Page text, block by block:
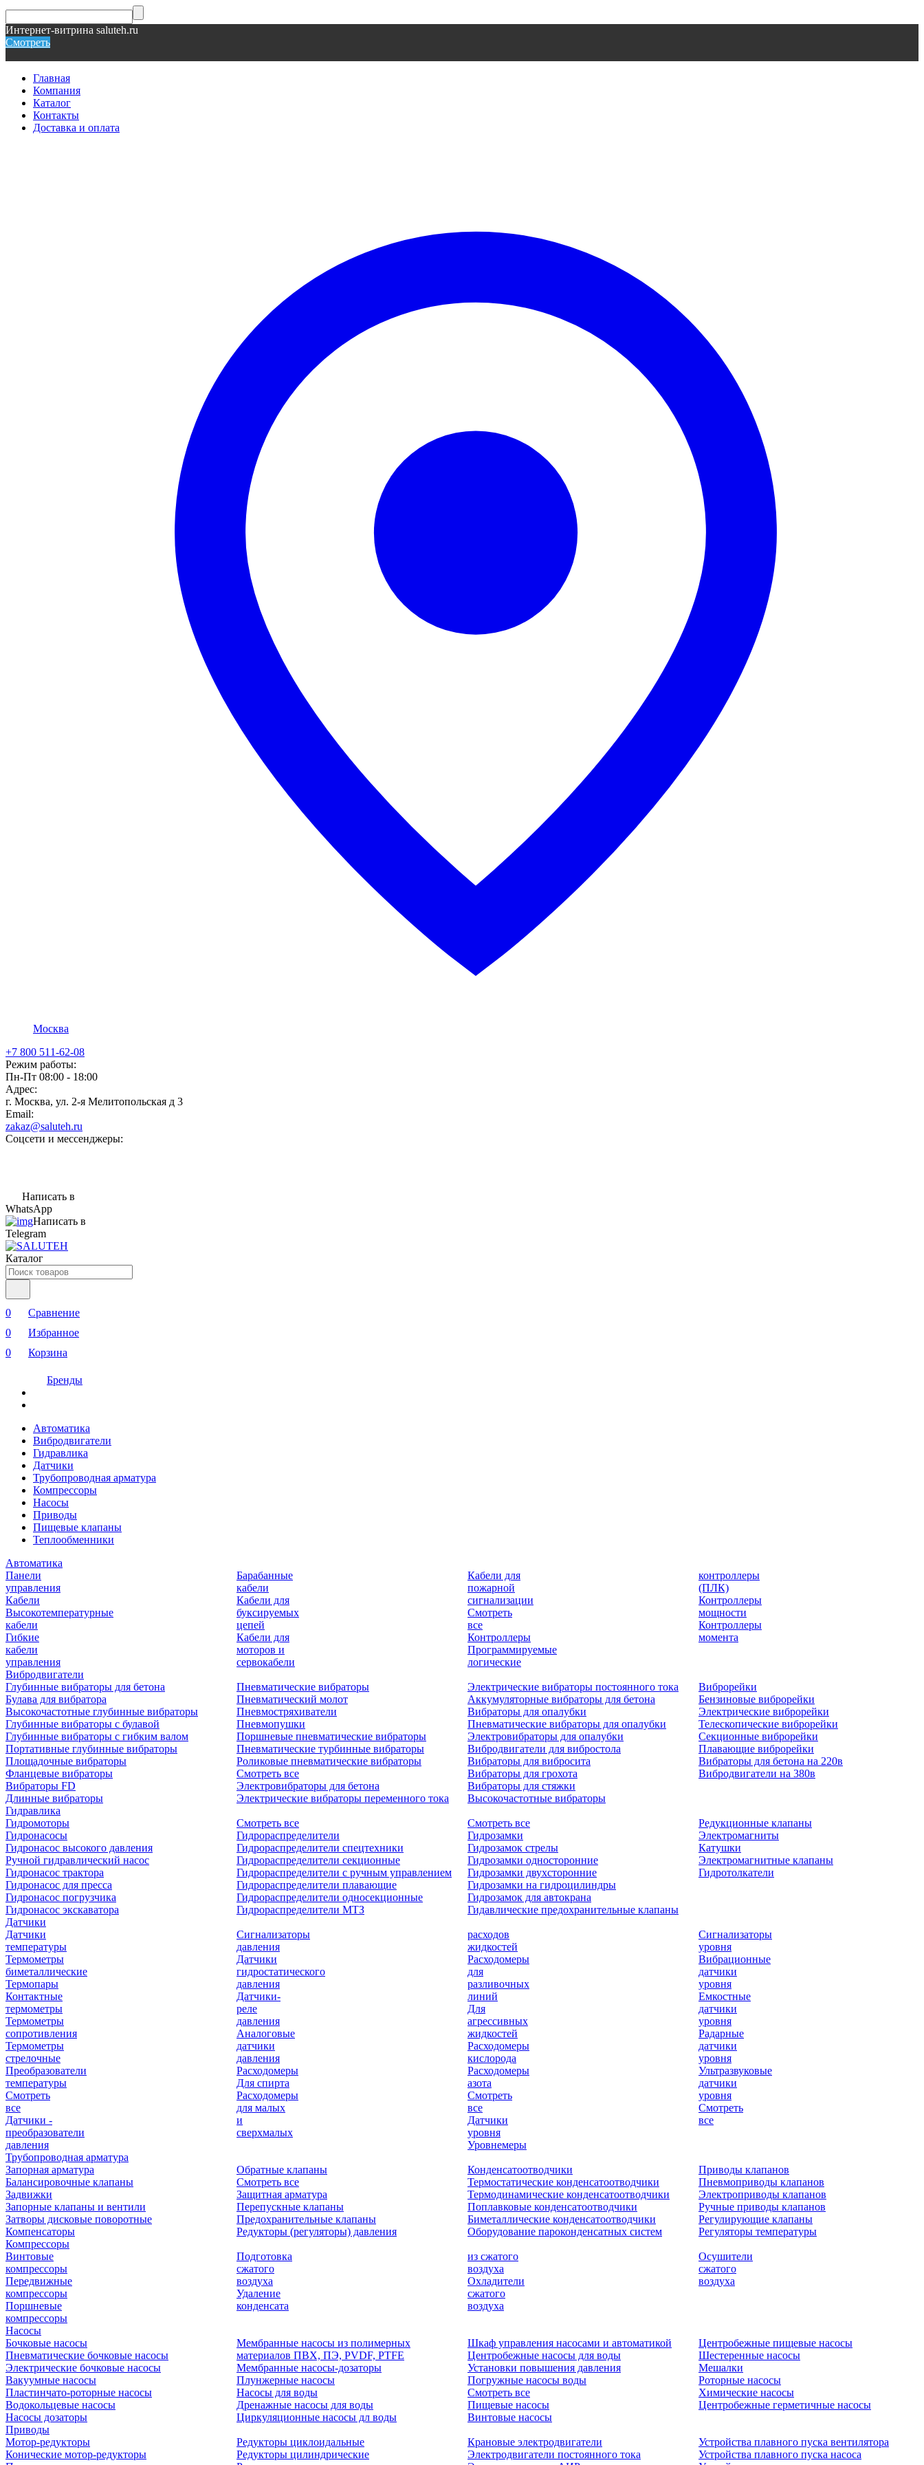
Интернет-витрина saluteh.ru
Смотреть
Главная
Компания
Каталог
Контакты
Доставка и оплата
Москва
+7 800 511-62-08
Режим работы:
Пн-Пт 08:00 - 18:00
Адрес:
г. Москва, ул. 2-я Мелитопольская д 3
Email:
zakaz@saluteh.ru
Соцсети и мессенджеры:
Написать в
WhatsApp
Написать в
Telegram
Каталог
0
Сравнение
0
Избранное
0
Корзина
Бренды
Автоматика
Вибродвигатели
Гидравлика
Датчики
Трубопроводная арматура
Компрессоры
Насосы
Приводы
Пищевые клапаны
Теплообменники
Автоматика
Панели
управления
Кабели
Высокотемпературные
кабели
Гибкие
кабели
управления
Барабанные
кабели
Кабели для
буксируемых
цепей
Кабели для
моторов и
сервокабели
Кабели для
пожарной
сигнализации
Смотреть
все
Контроллеры
Программируемые
логические
контроллеры
(ПЛК)
Контроллеры
мощности
Контроллеры
момента
Вибродвигатели
Глубинные вибраторы для бетона
Булава для вибратора
Высокочастотные глубинные вибраторы
Глубинные вибраторы с булавой
Глубинные вибраторы с гибким валом
Портативные глубинные вибраторы
Площадочные вибраторы
Фланцевые вибраторы
Вибраторы FD
Длинные вибраторы
Пневматические вибраторы
Пневматический молот
Пневмостряхиватели
Пневмопушки
Поршневые пневматические вибраторы
Пневматические турбинные вибраторы
Роликовые пневматические вибраторы
Смотреть все
Электровибраторы для бетона
Электрические вибраторы переменного тока
Электрические вибраторы постоянного тока
Аккумуляторные вибраторы для бетона
Вибраторы для опалубки
Пневматические вибраторы для опалубки
Электровибраторы для опалубки
Вибродвигатели для вибростола
Вибраторы для вибросита
Вибраторы для грохота
Вибраторы для стяжки
Высокочастотные вибраторы
Виброрейки
Бензиновые виброрейки
Электрические виброрейки
Телескопические виброрейки
Секционные виброрейки
Плавающие виброрейки
Вибраторы для бетона на 220в
Вибродвигатели на 380в
Гидравлика
Гидромоторы
Гидронасосы
Гидронасос высокого давления
Ручной гидравлический насос
Гидронасос трактора
Гидронасос для пресса
Гидронасос погрузчика
Гидронасос экскаватора
Смотреть все
Гидрораспределители
Гидрораспределители спецтехники
Гидрораспределители секционные
Гидрораспределители с ручным управлением
Гидрораспределители плавающие
Гидрораспределители односекционные
Гидрораспределители МТЗ
Смотреть все
Гидрозамки
Гидрозамок стрелы
Гидрозамки односторонние
Гидрозамки двухсторонние
Гидрозамки на гидроцилиндры
Гидрозамок для автокрана
Гидавлические предохранительные клапаны
Редукционные клапаны
Электромагниты
Катушки
Электромагнитные клапаны
Гидротолкатели
Датчики
Датчики
температуры
Термометры
биметаллические
Термопары
Контактные
термометры
Термометры
сопротивления
Термометры
стрелочные
Преобразователи
температуры
Смотреть
все
Датчики -
преобразователи
давления
Сигнализаторы
давления
Датчики
гидростатического
давления
Датчики-
реле
давления
Аналоговые
датчики
давления
Расходомеры
Для спирта
Расходомеры
для малых
и
сверхмалых
расходов
жидкостей
Расходомеры
для
разливочных
линий
Для
агрессивных
жидкостей
Расходомеры
кислорода
Расходомеры
азота
Смотреть
все
Датчики
уровня
Уровнемеры
Сигнализаторы
уровня
Вибрационные
датчики
уровня
Емкостные
датчики
уровня
Радарные
датчики
уровня
Ультразвуковые
датчики
уровня
Смотреть
все
Трубопроводная арматура
Запорная арматура
Балансировочные клапаны
Задвижки
Запорные клапаны и вентили
Затворы дисковые поворотные
Компенсаторы
Обратные клапаны
Смотреть все
Защитная арматура
Перепускные клапаны
Предохранительные клапаны
Редукторы (регуляторы) давления
Конденсатоотводчики
Термостатические конденсатоотводчики
Термодинамические конденсатоотводчики
Поплавковые конденсатоотводчики
Биметаллические конденсатоотводчики
Оборудование пароконденсатных систем
Приводы клапанов
Пневмоприводы клапанов
Электроприводы клапанов
Ручные приводы клапанов
Регулирующие клапаны
Регуляторы температуры
Компрессоры
Винтовые
компрессоры
Передвижные
компрессоры
Поршневые
компрессоры
Подготовка
сжатого
воздуха
Удаление
конденсата
из сжатого
воздуха
Охладители
сжатого
воздуха
Осушители
сжатого
воздуха
Насосы
Бочковые насосы
Пневматические бочковые насосы
Электрические бочковые насосы
Вакуумные насосы
Пластинчато-роторные насосы
Водокольцевые насосы
Насосы дозаторы
Мембранные насосы из полимерных
материалов ПВХ, ПЭ, PVDF, PTFE
Мембранные насосы-дозаторы
Плунжерные насосы
Насосы для воды
Дренажные насосы для воды
Циркуляционные насосы дл воды
Шкаф управления насосами и автоматикой
Центробежные насосы для воды
Установки повышения давления
Погружные насосы воды
Смотреть все
Пищевые насосы
Винтовые насосы
Центробежные пищевые насосы
Шестеренные насосы
Мешалки
Роторные насосы
Химические насосы
Центробежные герметичные насосы
Приводы
Мотор-редукторы
Конические мотор-редукторы
Редукторы циклоидальные
Редукторы цилиндрические
Крановые электродвигатели
Электродвигатели постоянного тока
Устройства плавного пуска вентилятора
Устройства плавного пуска насоса